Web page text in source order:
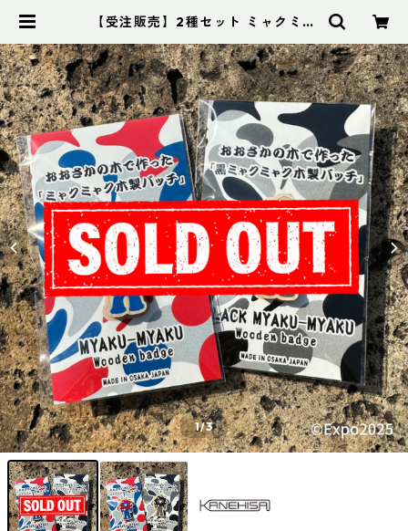
【受注販売】2種セット ミャクミャ
バッチ（※2026年4月下旬以降 順
次発送） | KANEHISA ONLINE ST
ORE
1/3